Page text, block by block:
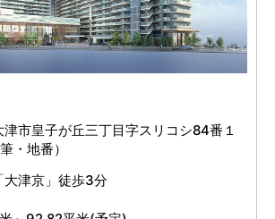
津市皇子が丘三丁目字スリコシ84番１
・地番）
大津京」徒歩3分